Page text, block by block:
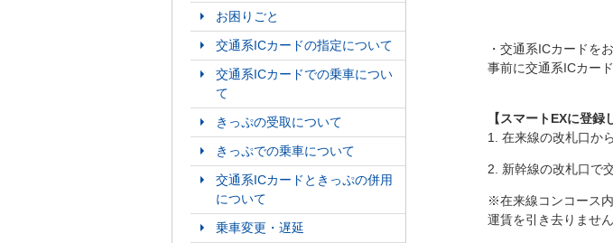
お困りごと
交通系ICカードの指定について
交通系ICカードでの乗車につい
て
きっぷの受取について
きっぷでの乗車について
交通系ICカードときっぷの併用
について
乗車変更・遅延
・交通系ICカードを
事前に交通系ICカー
【スマートEXに登録
1. 在来線の改札口か
2. 新幹線の改札口で
※在来線コンコース
運賃を引き去りません